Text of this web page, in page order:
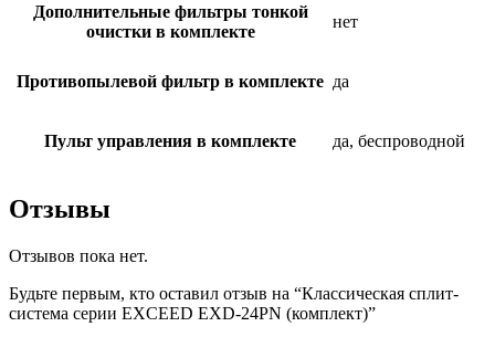
Дополнительные фильтры тонкой
очистки в комплекте
нет
Противопылевой фильтр в комплекте да
Пульт управления в комплекте да, беспроводной
Отзывы
Отзывов пока нет.
Будьте первым, кто оставил отзыв на “Классическая сплит-
система серии EXCEED EXD-24PN (комплект)”